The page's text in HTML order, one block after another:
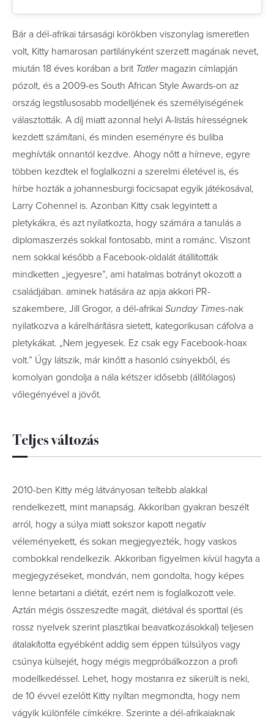
Bár a dél-afrikai társasági körökben viszonylag ismeretlen
volt, Kitty hamarosan partilányként szerzett magának nevet,
miután 18 éves korában a brit Tatlermagazin címlapján
pózolt, és a 2009-es South African Style Awards-on az
ország legstílusosabb modelljének és személyiségének
választották. A díj miatt azonnal helyi A-listás hírességnek
kezdett számítani, és minden eseményre és buliba
meghívták onnantól kezdve. Ahogy nőtt a hírneve, egyre
többen kezdtek el foglalkozni a szerelmi életével is, és
hírbe hozták a johannesburgi focicsapat egyik játékosával,
Larry Cohennel is. Azonban Kitty csak legyintett a
pletykákra, és azt nyilatkozta, hogy számára a tanulás a
diplomaszerzés sokkal fontosabb, mint a románc. Viszont
nem sokkal később a Facebook-oldalát átállították
mindketten „jegyesre”, ami hatalmas botrányt okozott a
családjában. aminek hatására az apja akkori PR-
szakembere, Jill Grogor, a dél-afrikai Sunday Times-nak
nyilatkozva a kárelhárításra sietett, kategorikusan cáfolva a
pletykákat. „Nem jegyesek. Ez csak egy Facebook-hoax
volt.” Úgy látszik, már kinőtt a hasonló csínyekből, és
komolyan gondolja a nála kétszer idősebb (állítólagos)
vőlegényével a jövőt.
Teljes változás
2010-ben Kitty még látványosan teltebb alakkal
rendelkezett, mint manapság. Akkoriban gyakran beszélt
arról, hogy a súlya miatt sokszor kapott negatív
véleményekett, és sokan megjegyezték, hogy vaskos
combokkal rendelkezik. Akkoriban figyelmen kívül hagyta a
megjegyzéseket, mondván, nem gondolta, hogy képes
lenne betartani a diétát, ezért nem is foglalkozott vele.
Aztán mégis összeszedte magát, diétával és sporttal (és
rossz nyelvek szerint plasztikai beavatkozásokkal) teljesen
átalakította egyébként addig sem éppen túlsúlyos vagy
csúnya külsejét, hogy mégis megpróbálkozzon a profi
modellkedéssel. Lehet, hogy mostanra ez sikerült is neki,
de 10 évvel ezelőtt Kitty nyíltan megmondta, hogy nem
vágyik különféle címkékre. Szerinte a dél-afrikaiaknak